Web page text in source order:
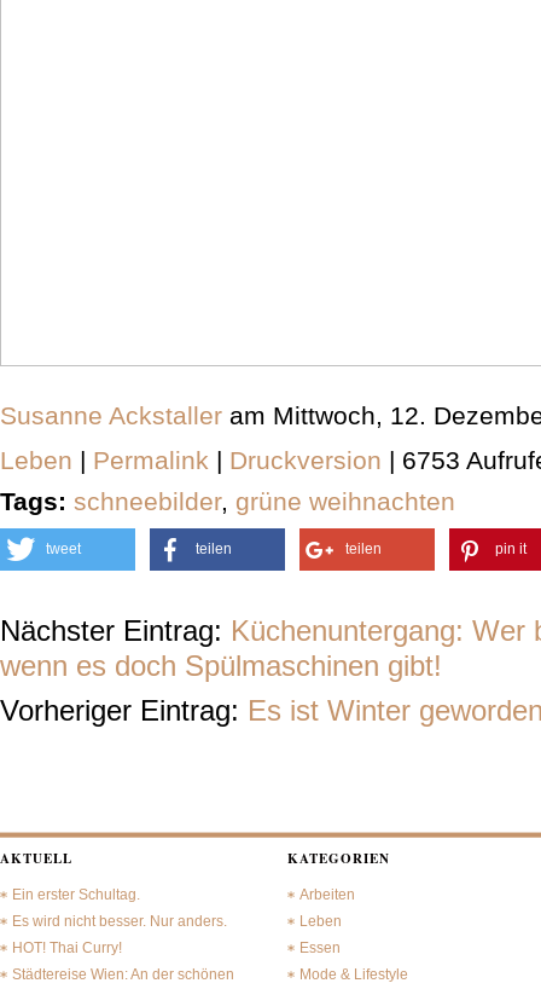
Susanne Ackstaller am Mittwoch, 12.
Leben | Permalink | Druckversion | 6753
Tags: schneebilder, grüne weihnachten
tweet teilen teilen pin it
Nächster Eintrag: Küchenuntergang: Wer
wenn es doch Spülmaschinen gibt!
Vorheriger Eintrag: Es ist Winter
AKTUELL
Ein erster Schultag.
Es wird nicht besser. Nur anders.
HOT! Thai Curry!
Städtereise Wien: An der schönen
KATEGORIEN
Arbeiten
Leben
Essen
Mode & Lifestyle